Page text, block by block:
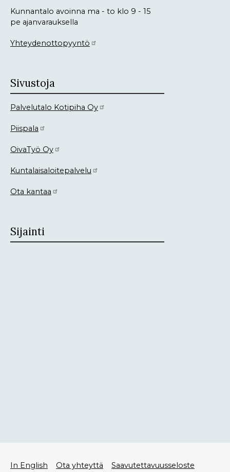
Kunnantalo avoinna ma - to klo 9 - 15
pe ajanvarauksella
Yhteydenottopyyntö
Sivustoja
Palvelutalo Kotipiha Oy
Piispala
OivaTyö Oy
Kuntalaisaloitepalvelu
Ota kantaa
Sijainti
Alatunniste
In English Ota yhteyttä Saavutettavuusseloste